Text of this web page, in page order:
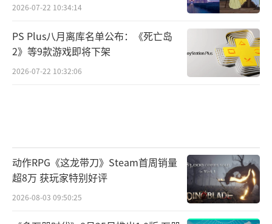
2026-07-22 10:34:14
PS Plus八月离库名单公布：《死亡岛
2》等9款游戏即将下架
2026-07-22 10:32:06
动作RPG《这龙带刀》Steam首周销量
超8万 获玩家特别好评
2026-08-03 09:50:25